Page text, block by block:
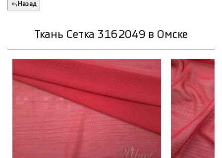
Назад
Ткань Сетка 3162049 в Омске